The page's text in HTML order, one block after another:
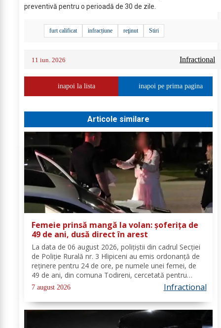
preventivă pentru o perioadă de 30 de zile.
furt calificat infracțiune reţinut Stiri
11 iun. 2026 Infractional
inapoi la lista inapoi pe prima pagina
Articole similare
Femeie prinsă mangă la volan: șoferița de
49 de ani, dusă direct în arest
La data de 06 august 2026, polițiștii din cadrul Secției
de Poliție Rurală nr. 3 Hlipiceni au emis ordonanță de
reținere pentru 24 de ore, pe numele unei femei, de
49 de ani, din comuna Todireni, cercetată pentru
comiterea infracțiunii de conducerea unui vehicul sub
influența alcoolului. În urma...
7 august 2026 Infractional